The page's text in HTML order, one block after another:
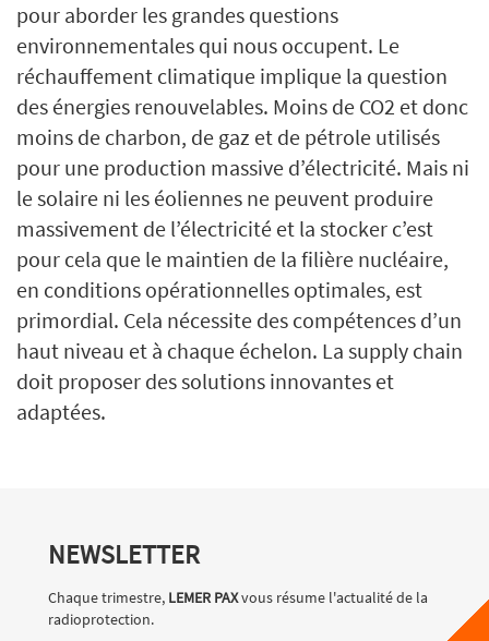
pour aborder les grandes questions
environnementales qui nous occupent. Le
réchauffement climatique implique la question
des énergies renouvelables. Moins de CO2 et donc
moins de charbon, de gaz et de pétrole utilisés
pour une production massive d’électricité. Mais ni
le solaire ni les éoliennes ne peuvent produire
massivement de l’électricité et la stocker c’est
pour cela que le maintien de la filière nucléaire,
en conditions opérationnelles optimales, est
primordial. Cela nécessite des compétences d’un
haut niveau et à chaque échelon. La supply chain
doit proposer des solutions innovantes et
adaptées.
NEWSLETTER
Chaque trimestre, LEMER PAXvous résume l'actualité de la
radioprotection.